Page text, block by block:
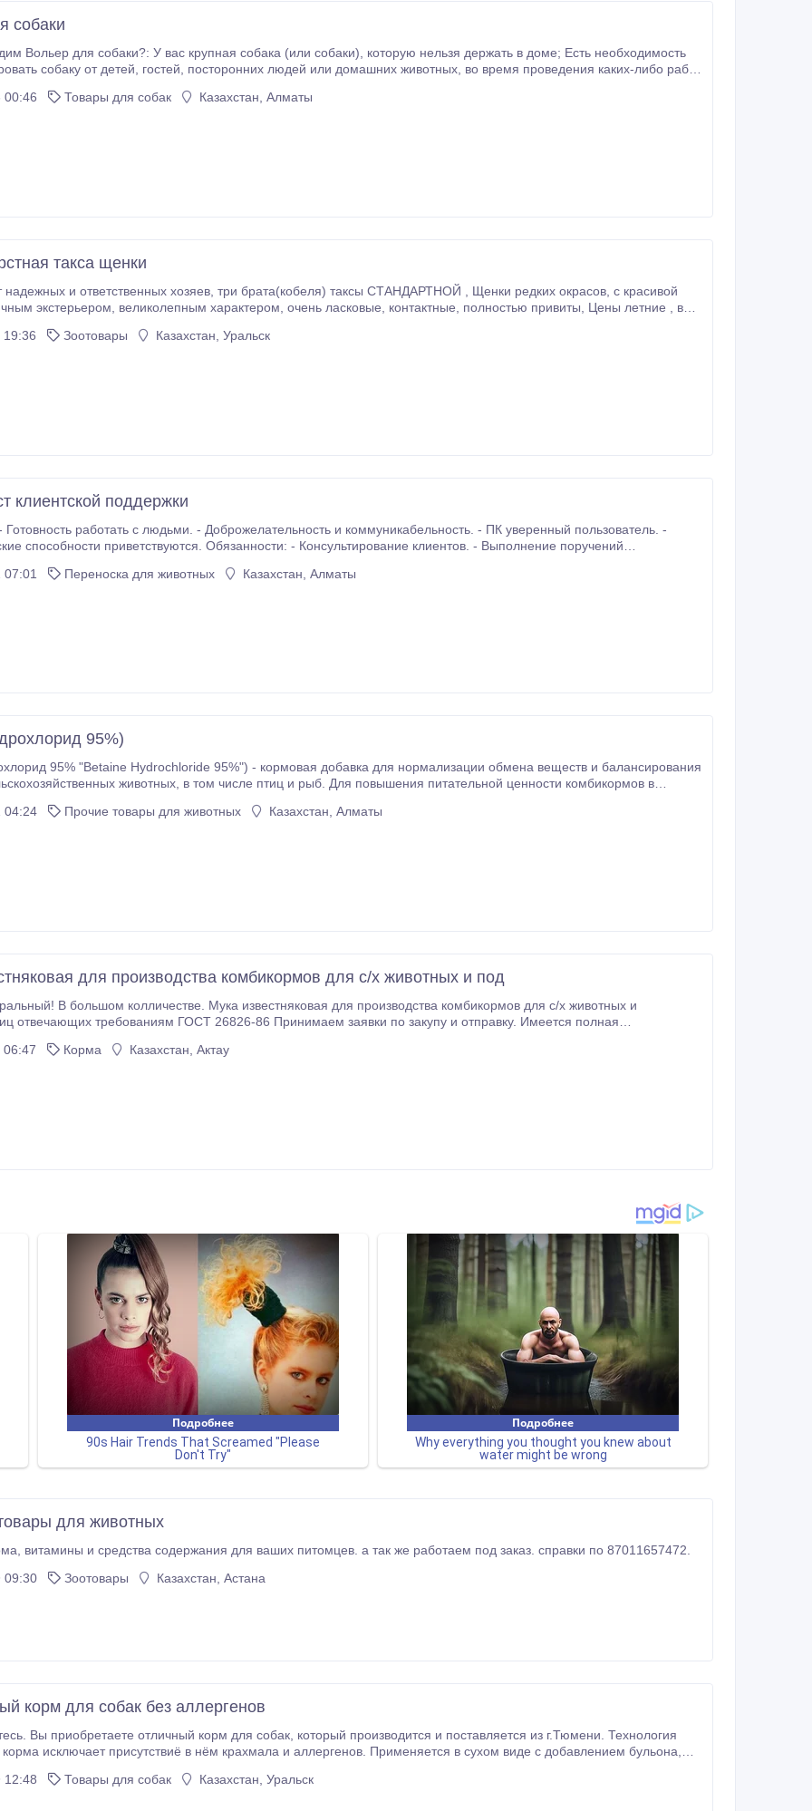
собаки
собака (или собаки), которую нельзя держать в доме; Есть необходимость
людей или домашних животных, во время проведения каких-либо работ
00:46
Товары для собак Казахстан, Алматы
такса щенки
хозяев, три брата(кобеля) таксы СТАНДАРТНОЙ , Щенки редких окрасов, с красивой
19:36
Зоотовары Казахстан, Уральск
клиентской поддержки
Готовность работать с людьми. - Доброжелательность и коммуникабельность. - ПК уверенный пользователь. -
способности приветствуются. Обязанности: - Консультирование клиентов. - Выполнение поручений
07:01
Переноска для животных Казахстан, Алматы
95%)
95% "Betaine Hydrochloride 95%") - кормовая добавка для нормализации обмена веществ и балансирования
в том числе птиц и рыб. Для повышения питательной ценности комбикормов в
04:24 Прочие товары для животных Казахстан, Алматы
для производства комбикормов для с/х животных и под
комбикормов для с/х животных и
полная
06:47
Корма Казахстан, Актау
для животных
Zoo_land, корма, витамины и средства содержания для ваших питомцев. а так же работаем под заказ. справки по 87011657472.
09:30
Зоотовары Казахстан, Астана
корм для собак без аллергенов
отличный корм для собак, который производится и поставляется из г.Тюмени. Технология
корма исключает присутствиё в нём крахмала и аллергенов. Применяется в сухом виде с добавлением бульона,
12:48
Товары для собак Казахстан, Уральск